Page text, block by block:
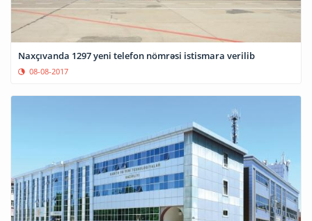
Naxçıvanda 1297 yeni telefon nömrəsi istismara verilib
08-08-2017